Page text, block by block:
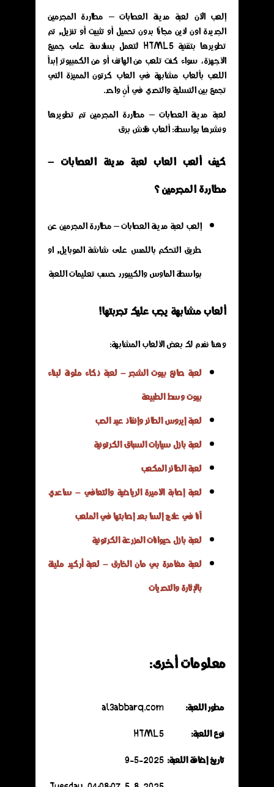
إلعب الآن لعبة مدينة العصابات – مطاردة المجرمين
الجديدة اون لاين مجانًا بدون تحميل أو تثبيت أو تنزيل, تم
تطويرها بتقنية HTML5 لتعمل بسلاسة على جميع
الأجهزة، سواء كنت تلعب من الهاتف أو من الكمبيوتر إبدأ
اللعب بألعاب مشابهة في العاب كرتون المميزة التي
تجمع بين التسلية والتحدي في آنٍ واحد.
لعبة مدينة العصابات – مطاردة المجرمين تم تطويرها
ونشرها بواسطة: ألعاب فلاش برق
كيف ألعب العاب لعبة مدينة العصابات –
مطاردة المجرمين ؟
إلعب لعبة مدينة العصابات – مطاردة المجرمين عن
طريق التحكم باللمس على شاشة الموبايل, او
بواسطة الماوس والكيبورد حسب تعليمات اللعبة
ألعاب مشابهة يجب عليك تجربتها!
وهنا نفدم لك بعض الألعاب المشابهة:
لعبة صانع بيوت الشجر – لعبة ذكاء ملونة لبناء
بيوت وسط الطبيعة
لعبة إيروس الطائر وإنقاذ عيد الحب
لعبة بازل سيارات السباق الكرتونية
لعبة الطائر المكعب
لعبة إصابة الأميرة الرياضية والتعافي – ساعدي
آنا في علاج إلسا بعد إصابتها في الملعب
لعبة بازل حيوانات المزرعة الكرتونية
لعبة مغامرة بي مان الخارق – لعبة أركيد مليئة
بالإثارة والتحديات
معلومات أخرى:
مطور اللعبة:
al3abbarq.com
نوع اللعبة:
HTML5
تاريخ إضافة اللعبة: 9-5-2025